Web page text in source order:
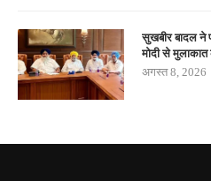
सुखबीर बादल ने
मोदी से
अगस्त 8, 2026